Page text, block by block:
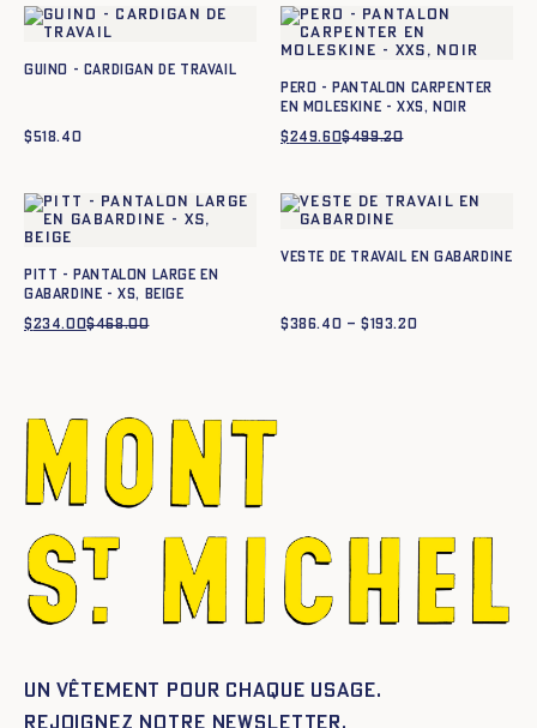
GUINO - CARDIGAN DE TRAVAIL
$518.40
Pero - Pantalon carpenter
en moleskine - XXS, NOIR
$499.20Le
$499.20.
$249.60
Le
$249.60.
Pitt - Pantalon large en
gabardine - XS, BEIGE
$468.00Le
$234.00
Le
Veste de travail en gabardine
$193.20
–
$386.40
Plage
Un vêtement pour chaque usage.
Rejoignez notre newsletter.